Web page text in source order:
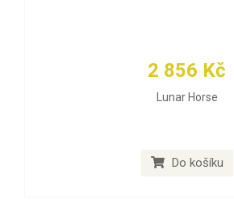
2 856 Kč
Lunar Horse
Do košíku